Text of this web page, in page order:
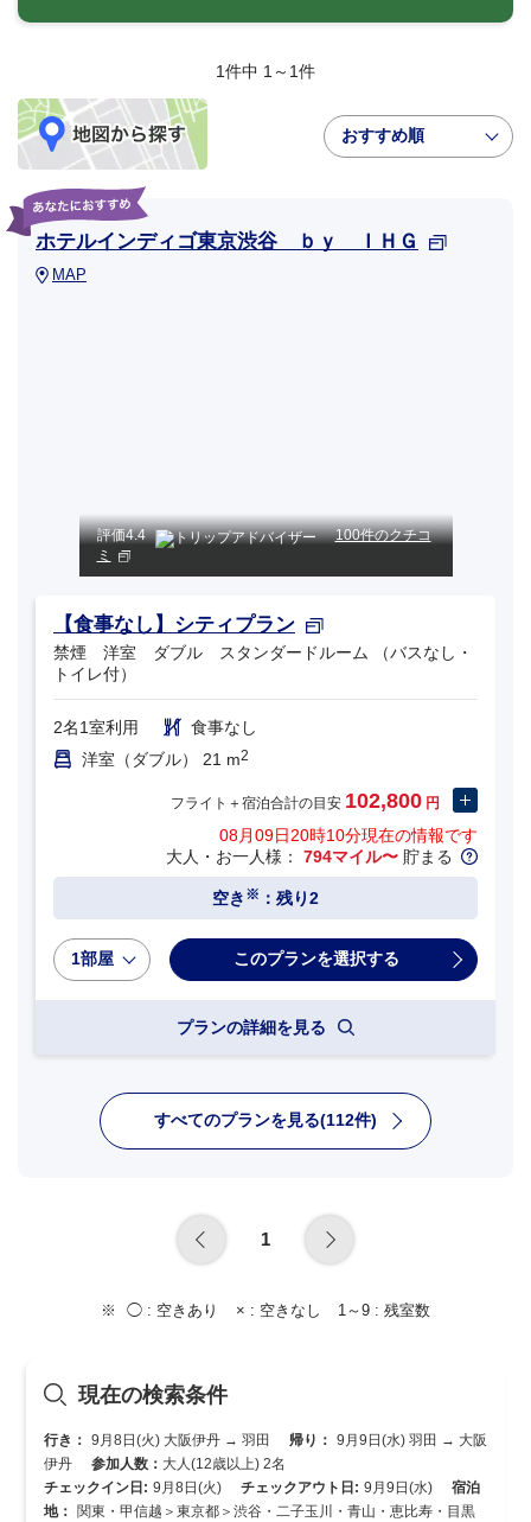
1件中 1～1件
おすすめ順
ホテルインディゴ東京渋谷 ｂｙ ＩＨＧ
MAP
評価4.4
100件のクチコ
ミ
【食事なし】シティプラン
禁煙 洋室 ダブル スタンダードルーム （バスなし・
トイレ付）
2名1室利用
食事なし
洋室（ダブル） 21 m2
フライト＋宿泊合計の目安 102,800 円
08月09日20時10分現在の情報です
大人・お一人様： 794マイル〜 貯まる
空き ※ ：残り2
1部屋
プランの詳細を見る
すべてのプランを見る(112件)
1
◯ : 空きあり × : 空きなし 1～9 : 残室数
現在の検索条件
行き： 9月8日(火) 大阪伊丹 → 羽田 帰り： 9月9日(水) 羽田 → 大阪
伊丹
参加人数： 大人(12歳以上) 2名
チェックイン日: 9月8日(火) チェックアウト日: 9月9日(水)
宿泊
地：
関東・甲信越＞東京都＞渋谷・二子玉川・青山・恵比寿・目黒